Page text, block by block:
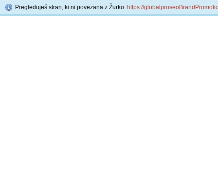
Pregleduješ stran, ki ni povezana z Žurko: https://